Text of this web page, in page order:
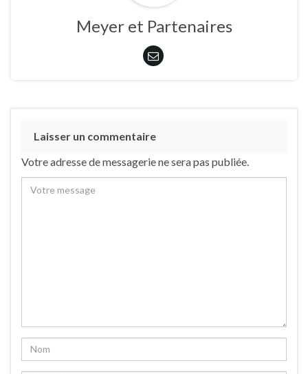
Meyer et Partenaires
Laisser un commentaire
Votre adresse de messagerie ne sera pas publiée.